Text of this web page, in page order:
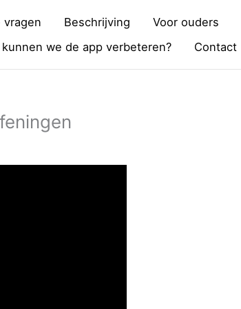
vragen Beschrijving Voor ouders
kunnen we de app verbeteren? Contact